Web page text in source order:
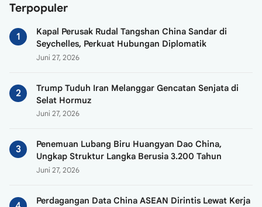
Terpopuler
Kapal Perusak Rudal Tangshan China Sandar di
Seychelles, Perkuat Hubungan Diplomatik
Juni 27, 2026
Trump Tuduh Iran Melanggar Gencatan Senjata di
Selat Hormuz
Juni 27, 2026
Penemuan Lubang Biru Huangyan Dao China,
Ungkap Struktur Langka Berusia 3.200 Tahun
Juni 27, 2026
Perdagangan Data China ASEAN Dirintis Lewat Kerja